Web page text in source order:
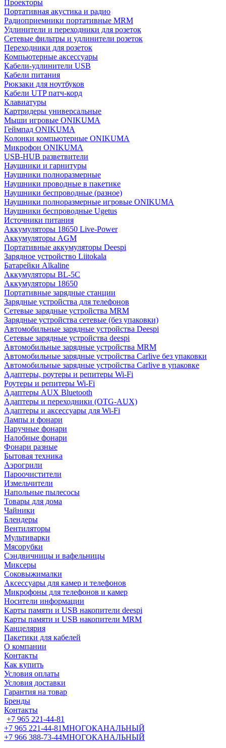
Проекторы
Портативная акустика и радио
Радиоприемники портативные MRM
Удлинители и переходники для розеток
Сетевые фильтры и удлинители розеток
Переходники для розеток
Компьютерные аксессуары
Кабели-удлинители USB
Кабели питания
Рюкзаки для ноутбуков
Кабели UTP патч-корд
Клавиатуры
Картридеры универсальные
Мыши игровые ONIKUMA
Геймпад ONIKUMA
Колонки компьютерные ONIKUMA
Микрофон ONIKUMA
USB-HUB разветвители
Наушники и гарнитуры
Наушники полноразмерные
Наушники проводные в пакетике
Наушники беспроводные (разное)
Наушники полноразмерные игровые ONIKUMA
Наушники беспроводные Ugetus
Источники питания
Аккумуляторы 18650 Live-Power
Аккумуляторы АGM
Портативные аккумуляторы Deespi
Зарядное устройство Liitokala
Батарейки Alkaline
Аккумуляторы BL-5C
Аккумуляторы 18650
Портативные зарядные станции
Зарядные устройства для телефонов
Сетевые зарядные устройства MRM
Зарядные устройства сетевые (без упаковки)
Автомобильные зарядные устройства Deespi
Сетевые зарядные устройства deespi
Автомобильные зарядные устройства MRM
Автомобильные зарядные устройства Carlive без упаковки
Автомобильные зарядные устройства Carlive в упаковке
Адаптеры, роутеры и репитеры Wi-Fi
Роутеры и репитеры Wi-Fi
Адаптеры AUX Bluetooth
Адаптеры и переходники (OTG-AUX)
Адаптеры и аксессуары для Wi-Fi
Лампы и фонари
Наручные фонари
Налобные фонари
Фонари разные
Бытовая техника
Аэрогрили
Пароочистители
Измельчители
Напольные пылесосы
Товары для дома
Чайники
Блендеры
Вентиляторы
Мультиварки
Мясорубки
Сэндвичницы и вафельницы
Миксеры
Соковыжималки
Аксессуары для камер и телефонов
Микрофоны для телефонов и камер
Носители информации
Карты памяти и USB накопители deespi
Карты памяти и USB накопители MRM
Канцелярия
Пакетики для кабелей
О компании
Контакты
Как купить
Условия оплаты
Условия доставки
Гарантия на товар
Бренды
Контакты
+7 965 221-44-81
+7 965 221-44-81МНОГОКАНАЛЬНЫЙ
+7 966 388-73-44МНОГОКАНАЛЬНЫЙ